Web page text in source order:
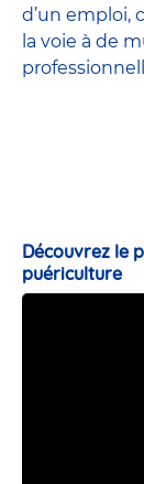
d’un emploi,
la voie à de
Découvrez le
puériculture